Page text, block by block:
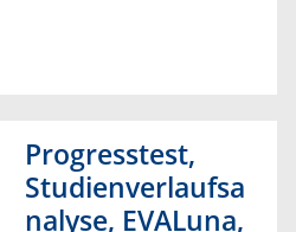
Progresstest,
Studienverlaufsa
nalyse, EVALuna,